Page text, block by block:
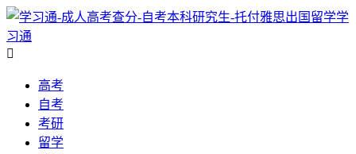
学
习通

高考
自考
考研
留学